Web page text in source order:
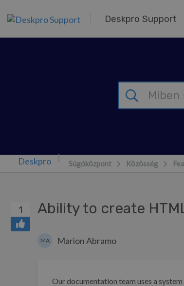
Deskpro Support
Súgóközpont Közösség
1 Ability to create
MA Marion Abramo
Our documentation team uses a